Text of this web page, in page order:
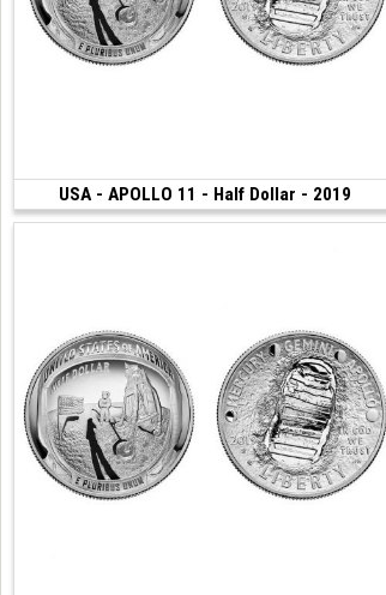
USA - APOLLO 11 - Half Dollar - 2019180 €
(2019 • San Francisco)